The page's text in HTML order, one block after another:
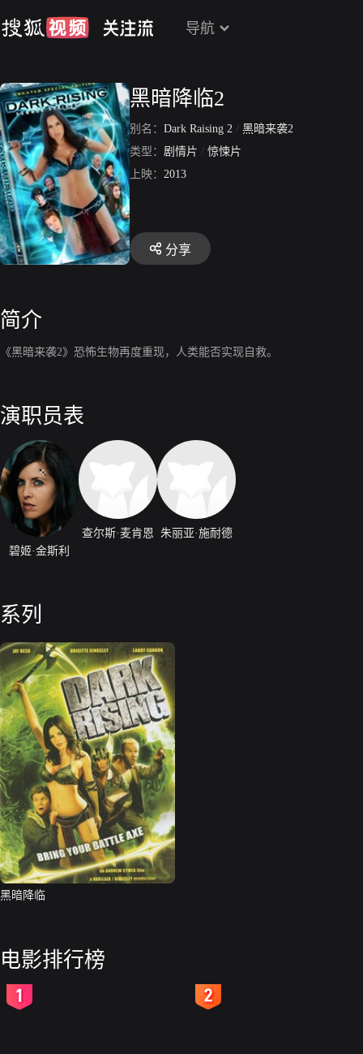
导航
黑暗降临2
别名： Dark Raising 2 / 黑暗来袭2
类型： 剧情片 / 惊悚片
上映： 2013
分享
简介
《黑暗来袭2》恐怖生物再度重现，人类能否实现自救。
演职员表
碧姬·金斯利
查尔斯·麦肯恩 朱丽亚·施耐德
系列
黑暗降临
电影排行榜